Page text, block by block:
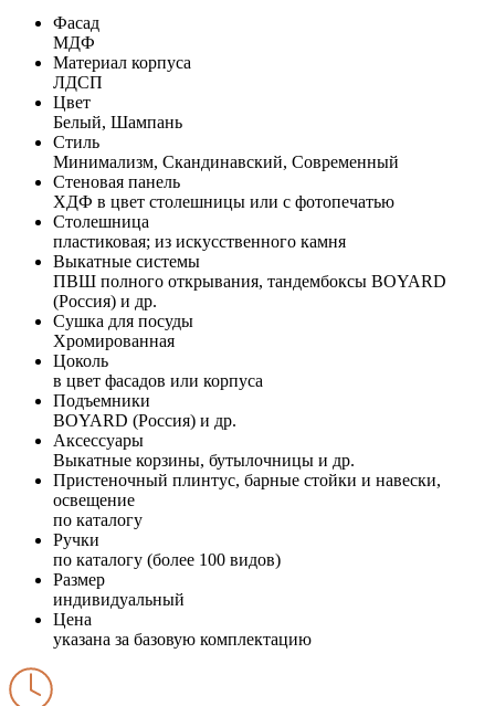
Фасад
МДФ
Материал корпуса
ЛДСП
Цвет
Белый, Шампань
Стиль
Минимализм, Скандинавский, Современный
Стеновая панель
ХДФ в цвет столешницы или с фотопечатью
Столешница
пластиковая; из искусственного камня
Выкатные системы
ПВШ полного открывания, тандембоксы BOYARD
(Россия) и др.
Сушка для посуды
Хромированная
Цоколь
в цвет фасадов или корпуса
Подъемники
BOYARD (Россия) и др.
Аксессуары
Выкатные корзины, бутылочницы и др.
Пристеночный плинтус, барные стойки и навески,
освещение
по каталогу
Ручки
по каталогу (более 100 видов)
Размер
индивидуальный
Цена
указана за базовую комплектацию